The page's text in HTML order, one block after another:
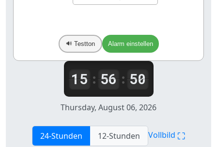
15: 56: 50
Thursday, August 06, 2026
24-Stunden 12-Stunden Vollbild ⛶
🔊 Testton Alarm einstellen